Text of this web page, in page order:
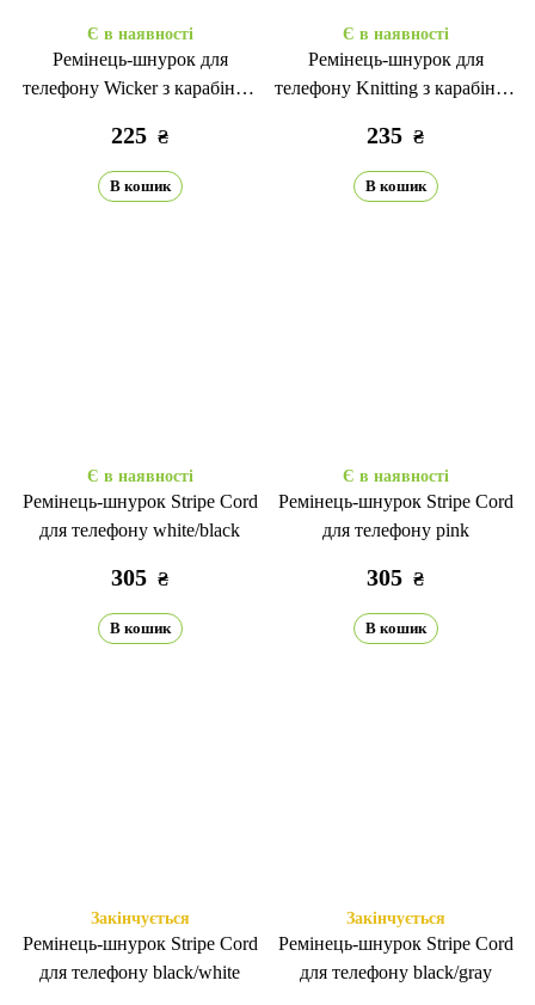
Є в наявності
Ремінець-шнурок для
телефону Wicker з карабіном
225 ₴
В кошик
Є в наявності
Ремінець-шнурок для
телефону Knitting з карабіном
235 ₴
В кошик
Є в наявності
Ремінець-шнурок Stripe Cord
для телефону white/black
305 ₴
В кошик
Є в наявності
Ремінець-шнурок Stripe Cord
для телефону pink
305 ₴
В кошик
Закінчується
Ремінець-шнурок Stripe Cord
для телефону black/white
Закінчується
Ремінець-шнурок Stripe Cord
для телефону black/gray